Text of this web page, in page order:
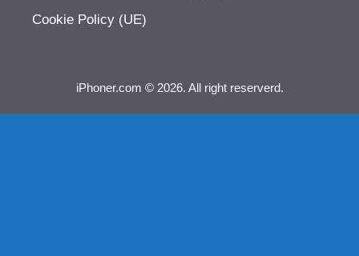
Cookie Policy (UE)
iPhoner.com © 2026. All right reserverd.